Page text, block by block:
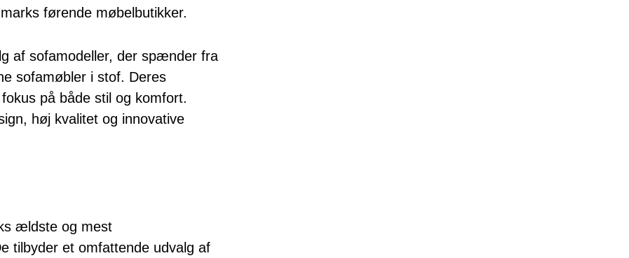
førende møbelbutikker.
af sofamodeller, der spænder fra
sofamøbler i stof. Deres
på både stil og komfort.
høj kvalitet og innovative
ældste og mest
tilbyder et omfattende udvalg af